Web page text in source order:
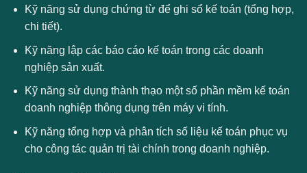
Kỹ năng sử dụng chứng từ để ghi sổ kế toán (tổng hợp,
chi tiết).
Kỹ năng lập các báo cáo kế toán trong các doanh
nghiệp sản xuất.
Kỹ năng sử dụng thành thạo một số phần mềm kế toán
doanh nghiệp thông dụng trên máy vi tính.
Kỹ năng tổng hợp và phân tích số liệu kế toán phục vụ
cho công tác quản trị tài chính trong doanh nghiệp.